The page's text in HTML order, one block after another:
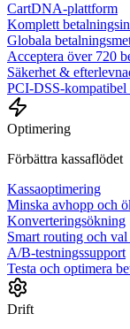
CartDNA-plattform
Komplett
Globala
Acceptera över 720
Säkerhet &
PCI-DSS-kompatibel
Optimering
Förbättra kassaflödet
Kassaoptimering
Minska avhopp och
Konverteringsökning
Smart routing och
A/B-testningssupport
Testa och optimera
Drift